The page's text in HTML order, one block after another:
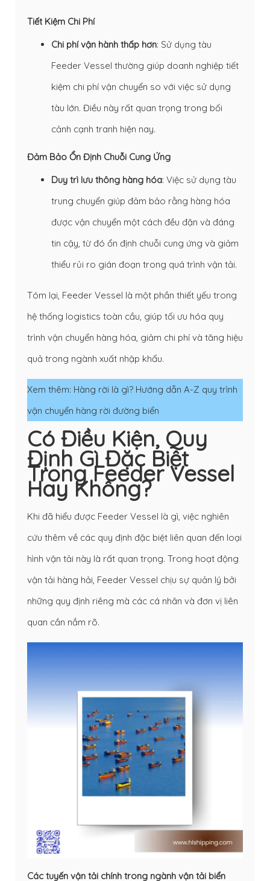
Tiết Kiệm Chi Phí
Chi phí vận hành thấp hơn: Sử dụng tàu
Feeder Vessel thường giúp doanh nghiệp tiết
kiệm chi phí vận chuyển so với việc sử dụng
tàu lớn. Điều này rất quan trọng trong bối
cảnh cạnh tranh hiện nay.
Đảm Bảo Ổn Định Chuỗi Cung Ứng
Duy trì lưu thông hàng hóa: Việc sử dụng tàu
trung chuyển giúp đảm bảo rằng hàng hóa
được vận chuyển một cách đều đặn và đáng
tin cậy, từ đó ổn định chuỗi cung ứng và giảm
thiểu rủi ro gián đoạn trong quá trình vận tải.
Tóm lại, Feeder Vessel là một phần thiết yếu trong
hệ thống logistics toàn cầu, giúp tối ưu hóa quy
trình vận chuyển hàng hóa, giảm chi phí và tăng hiệu
quả trong ngành xuất nhập khẩu.
Xem thêm: Hàng rời là gì? Hướng dẫn A-Z quy trình
vận chuyển hàng rời đường biển
Có Điều Kiện, Quy
Định Gì Đặc Biệt
Trong Feeder Vessel
Hay Không?
Khi đã hiểu được Feeder Vessel là gì, việc nghiên
cứu thêm về các quy định đặc biệt liên quan đến loại
hình vận tải này là rất quan trọng. Trong hoạt động
vận tải hàng hải, Feeder Vessel chịu sự quản lý bởi
những quy định riêng mà các cá nhân và đơn vị liên
quan cần nắm rõ.
Các tuyến vận tải chính trong ngành vận tải biển